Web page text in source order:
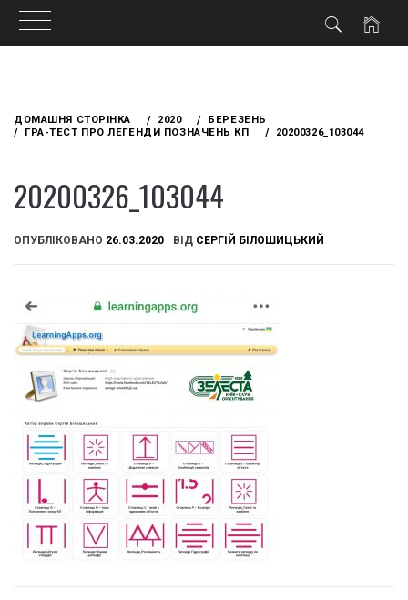
content
ДОМАШНЯ СТОРІНКА 2020
БЕРЕЗЕНЬ
ГРА-ТЕСТ ПРО ЛЕГЕНДИ ПОЗНАЧЕНЬ КП
20200326_103044
20200326_103044
ОПУБЛІКОВАНО 26.03.2020 ВІД СЕРГІЙ БІЛОШИЦЬКИЙ